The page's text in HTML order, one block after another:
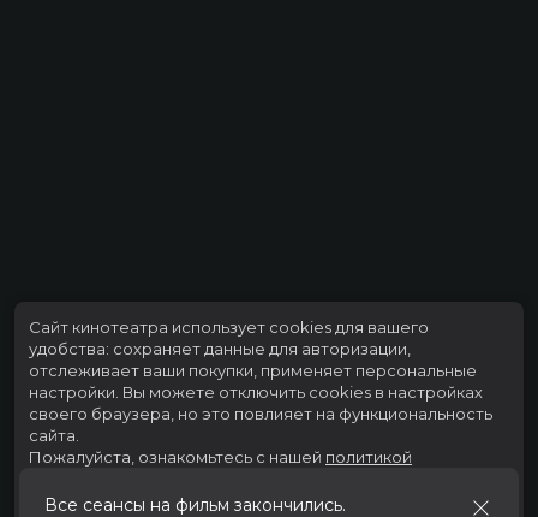
Все сеансы на фильм закончились.
Сайт кинотеатра использует cookies для вашего
удобства: сохраняет данные для авторизации,
отслеживает ваши покупки, применяет персональные
настройки. Вы можете отключить cookies в настройках
своего браузера, но это повлияет на функциональность
сайта.
Пожалуйста, ознакомьтесь с нашей политикой